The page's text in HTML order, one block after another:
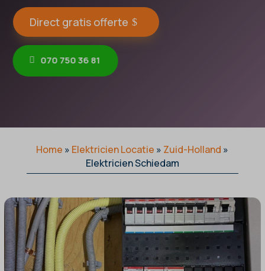
Direct gratis offerte
070 750 36 81
Home » Elektricien Locatie » Zuid-Holland »
Elektricien Schiedam